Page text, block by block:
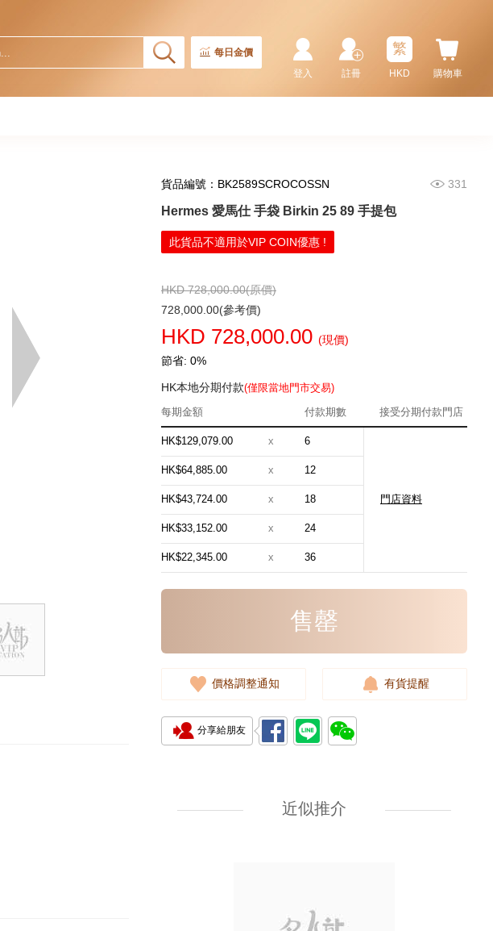
每日金價
購物車
繁
HKD
註冊
登入
貨品編號：BK2589SCROCOSSN 331
Hermes 愛馬仕 手袋 Birkin 25 89 手提包
此貨品不適用於VIP COIN優惠 !
HKD 728,000.00(原價)
728,000.00(參考價)
HKD 728,000.00 (現價)
節省: 0%
HK本地分期付款(僅限當地門市交易)
每期金額
付款期數 接受分期付款門店
HK$129,079.00 x 6
門店資料
HK$64,885.00 x 12
HK$43,724.00 x 18
HK$33,152.00 x 24
HK$22,345.00 x 36
售罄
價格調整通知 有貨提醒
分享給朋友
近似推介
Hermes 愛馬仕 手袋 Picotin 18
89 手提包 菜籃子 黑色
Hermes 愛馬仕 手袋 Evelyne 16
24,800.00
55,800.00